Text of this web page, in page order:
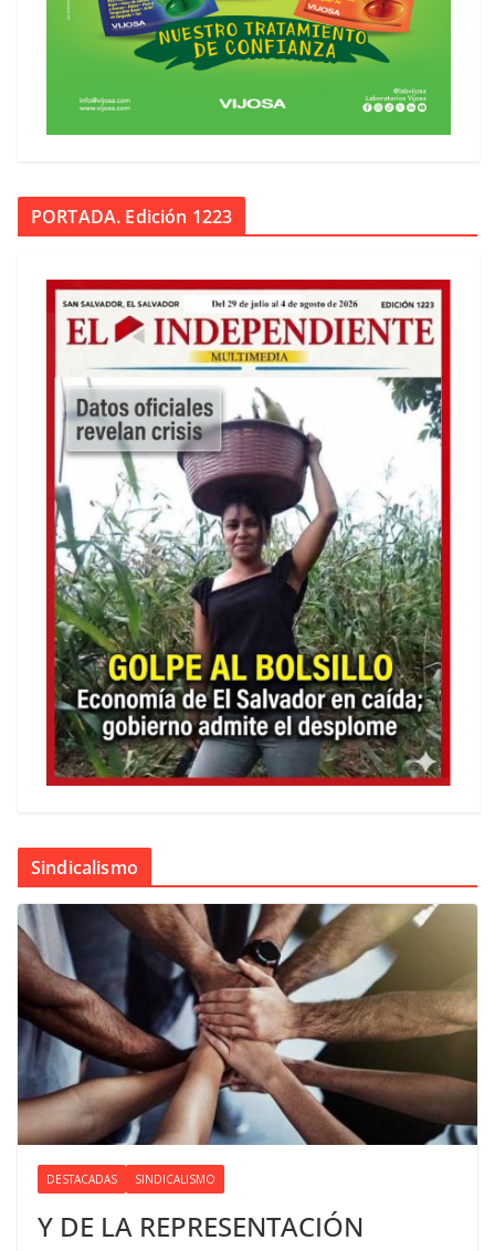
PORTADA. Edición 1223
Sindicalismo
DESTACADAS SINDICALISMO
Y DE LA REPRESENTACIÓN